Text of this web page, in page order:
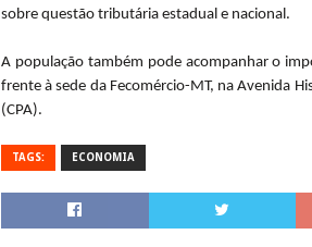
sobre questão tributária estadual e nacional.
A população também pode acompanhar o
frente à sede da Fecomércio-MT, na Avenida
(CPA).
TAGS: ECONOMIA